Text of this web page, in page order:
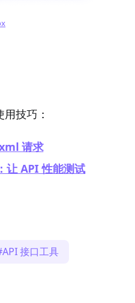
技巧：
请求
让 API 性能测试
API 接口工具